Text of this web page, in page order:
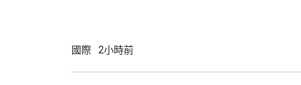
完全專制政權，參與抹黑俄羅斯武裝部隊的活
國際 2小時前